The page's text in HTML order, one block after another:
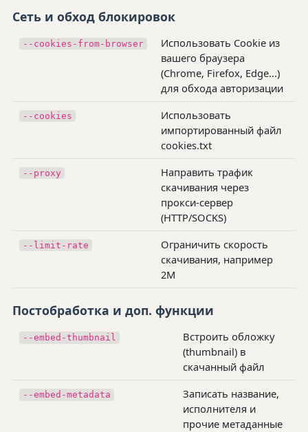
Сеть и обход блокировок
--cookies-from-browser
Использовать Cookie из
вашего браузера
(Chrome, Firefox, Edge...)
для обхода авторизации
--cookies
Использовать
импортированный файл
cookies.txt
--proxy
Направить трафик
скачивания через
прокси-сервер
(HTTP/SOCKS)
--limit-rate
Ограничить скорость
скачивания, например
2M
Постобработка и доп. функции
--embed-thumbnail
Встроить обложку
(thumbnail) в
скачанный файл
--embed-metadata
Записать название,
исполнителя и
прочие метаданные